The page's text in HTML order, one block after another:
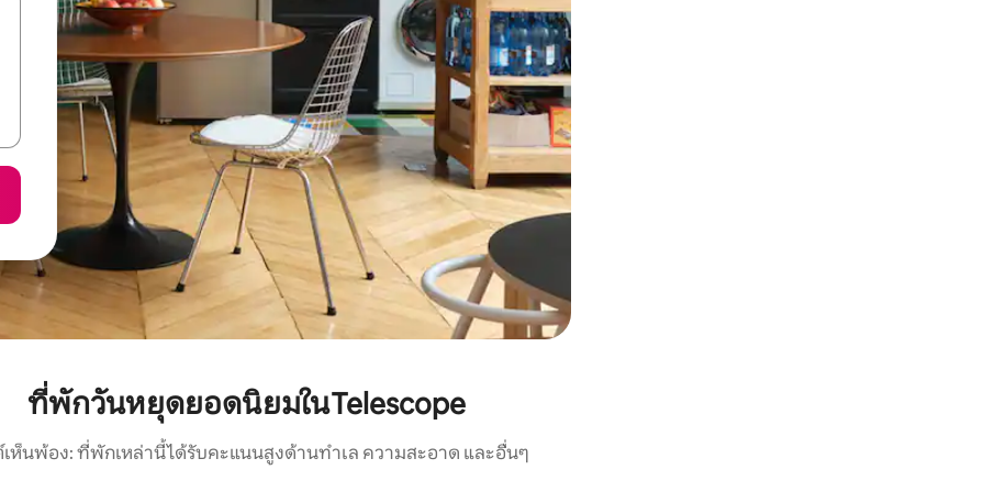
ที่พักวันหยุดยอดนิยมในTelescope
เห็นพ้อง: ที่พักเหล่านี้ได้รับคะแนนสูงด้านทำเล ความสะอาด และอื่นๆ